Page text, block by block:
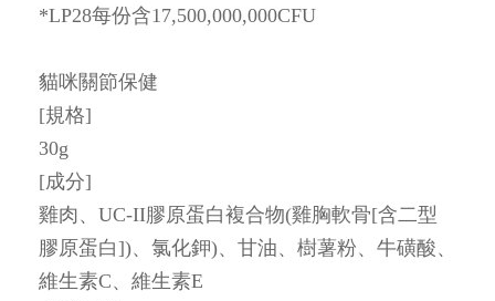
*LP28每份含17,500,000,000CFU
貓咪關節保健
[規格]
30g
[成分]
雞肉、UC-II膠原蛋白複合物(雞胸軟骨[含二型
膠原蛋白])、氯化鉀)、甘油、樹薯粉、牛磺酸、
維生素C、維生素E